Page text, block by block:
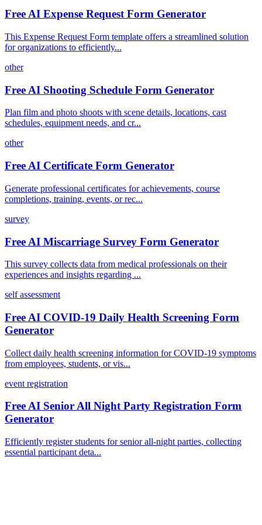
Free AI Expense Request Form Generator
This Expense Request Form template offers a streamlined solution
for organizations to efficiently...
other
Free AI Shooting Schedule Form Generator
Plan film and photo shoots with scene details, locations, cast
schedules, equipment needs, and cr...
other
Free AI Certificate Form Generator
Generate professional certificates for achievements, course
completions, training, events, or rec...
survey
Free AI Miscarriage Survey Form Generator
This survey collects data from medical professionals on their
experiences and insights regarding ...
self assessment
Free AI COVID-19 Daily Health Screening Form
Generator
Collect daily health screening information for COVID-19 symptoms
from employees, students, or vis...
event registration
Free AI Senior All Night Party Registration Form
Generator
Efficiently register students for senior all-night parties, collecting
essential participant deta...